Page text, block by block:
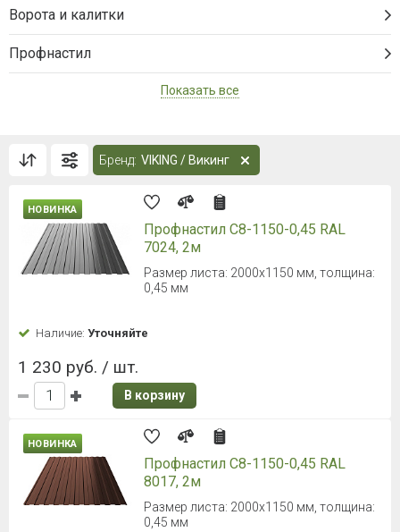
Ворота и калитки
Профнастил
Показать все
Бренд: VIKING / Викинг
НОВИНКА
Профнастил С8-1150-0,45 RAL
7024, 2м
Размер листа: 2000х1150 мм, толщина:
0,45 мм
Наличие: Уточняйте
1 230 руб. / шт.
В корзину
НОВИНКА
Профнастил С8-1150-0,45 RAL
8017, 2м
Размер листа: 2000х1150 мм, толщина:
0,45 мм